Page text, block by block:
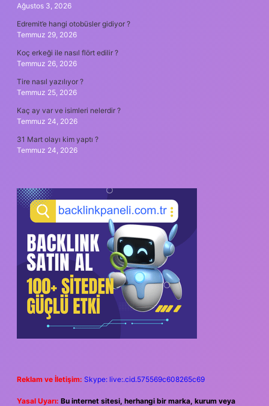
Ağustos 3, 2026
Edremit’e hangi otobüsler gidiyor ?
Temmuz 29, 2026
Koç erkeği ile nasıl flört edilir ?
Temmuz 26, 2026
Tire nasıl yazılıyor ?
Temmuz 25, 2026
Kaç ay var ve isimleri nelerdir ?
Temmuz 24, 2026
31 Mart olayı kim yaptı ?
Temmuz 24, 2026
Reklam ve İletişim: Skype: live:.cid.575569c608265c69
Yasal Uyarı: Bu internet sitesi, herhangi bir marka, kurum veya